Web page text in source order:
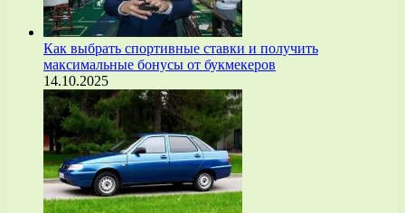
Как выбрать спортивные ставки и получить
максимальные бонусы от букмекеров
14.10.2025